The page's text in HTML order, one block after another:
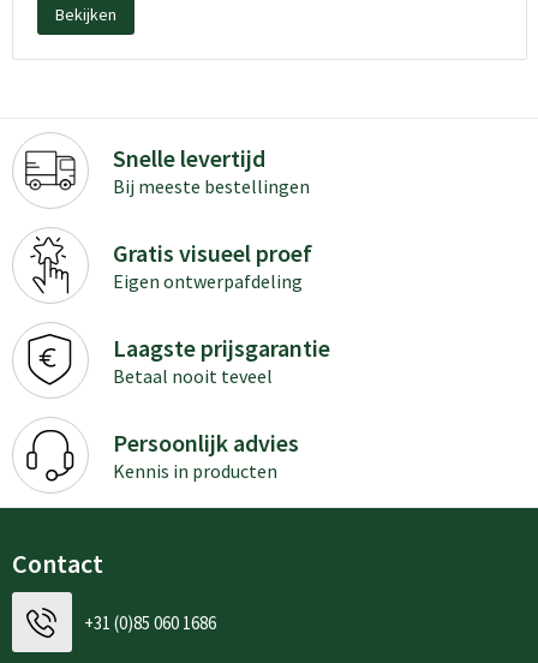
Bekijken
Snelle levertijd
Bij meeste bestellingen
Gratis visueel proef
Eigen ontwerpafdeling
Laagste prijsgarantie
Betaal nooit teveel
Persoonlijk advies
Kennis in producten
Contact
+31 (0)85 060 1686